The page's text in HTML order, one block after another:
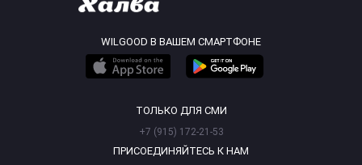
WILGOOD В ВАШЕМ СМАРТФОНЕ
ТОЛЬКО ДЛЯ СМИ
+7 (915) 172-21-53
ПРИСОЕДИНЯЙТЕСЬ К НАМ